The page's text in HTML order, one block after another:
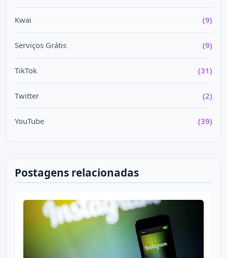
Kwai (9)
Serviços Grátis (9)
TikTok (31)
Twitter (2)
YouTube (39)
Postagens relacionadas